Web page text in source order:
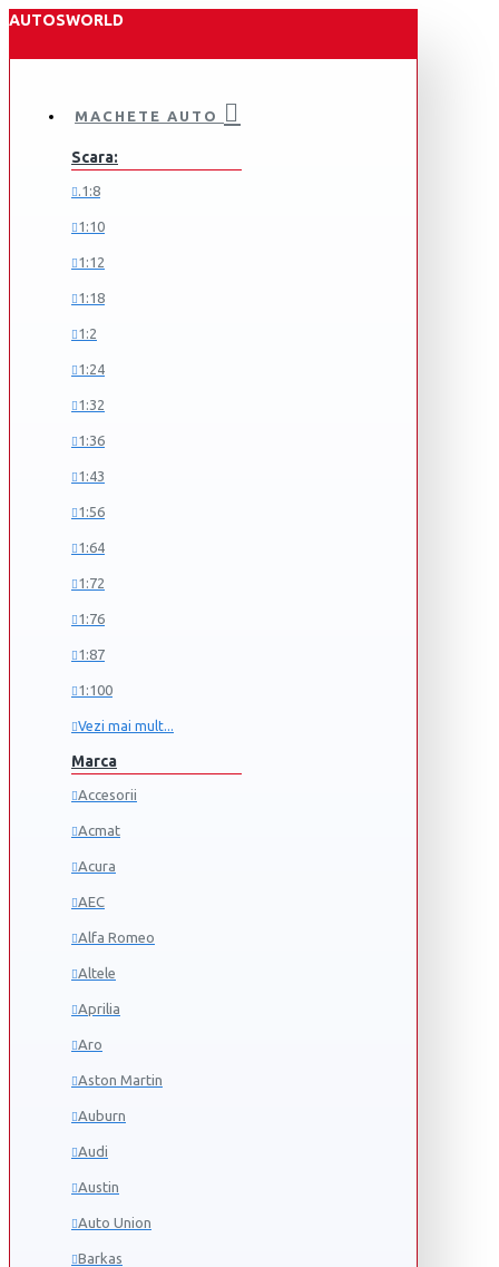
AUTOSWORLD
MACHETE AUTO
Scara:
.1:8
1:10
1:12
1:18
1:2
1:24
1:32
1:36
1:43
1:56
1:64
1:72
1:76
1:87
1:100
Vezi mai mult...
Marca
Accesorii
Acmat
Acura
AEC
Alfa Romeo
Altele
Aprilia
Aro
Aston Martin
Auburn
Audi
Austin
Auto Union
Barkas